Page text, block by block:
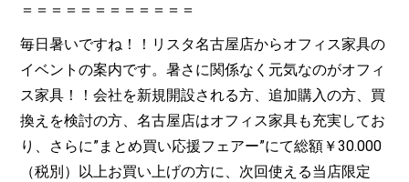
＝＝＝＝＝＝＝＝＝＝＝＝
毎日暑いですね！！リスタ名古屋店からオフィス家具の
イベントの案内です。暑さに関係なく元気なのがオフィ
ス家具！！会社を新規開設される方、追加購入の方、買
換えを検討の方、名古屋店はオフィス家具も充実してお
り、さらに”まとめ買い応援フェアー”にて総額￥30.000
（税別）以上お買い上げの方に、次回使える当店限定